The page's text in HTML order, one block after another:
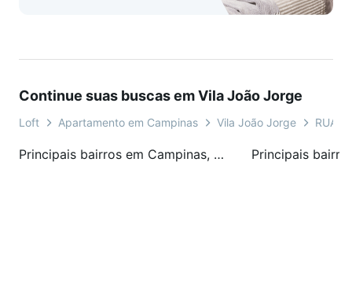
Continue suas buscas em Vila João Jorge
Loft Apartamento em Campinas Vila João Jorge RUA
Principais bairros em Campinas, SP